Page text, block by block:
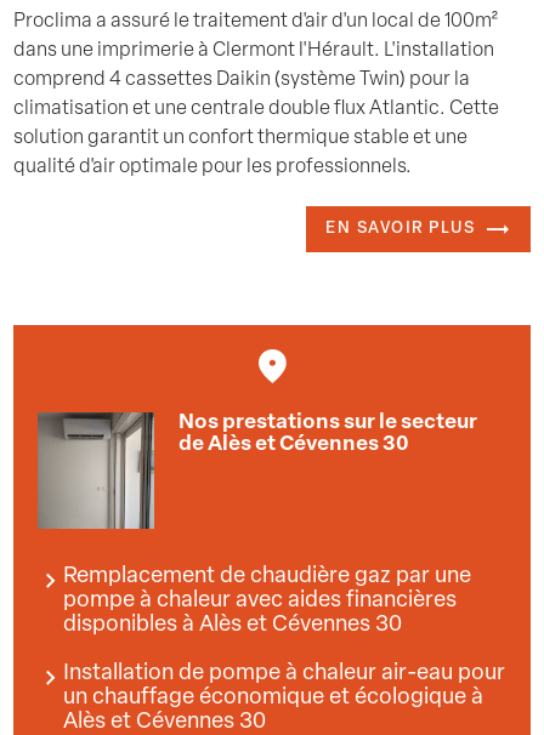
Proclima a assuré le traitement d'air d'un local de 100m²
dans une imprimerie à Clermont l'Hérault. L'installation
comprend 4 cassettes Daikin (système Twin) pour la
climatisation et une centrale double flux Atlantic. Cette
solution garantit un confort thermique stable et une
qualité d'air optimale pour les professionnels.
EN SAVOIR PLUS
Nos prestations sur le secteur
de Alès et Cévennes 30
Remplacement de chaudière gaz par une
pompe à chaleur avec aides financières
disponibles à Alès et Cévennes 30
Installation de pompe à chaleur air-eau pour
un chauffage économique et écologique à
Alès et Cévennes 30